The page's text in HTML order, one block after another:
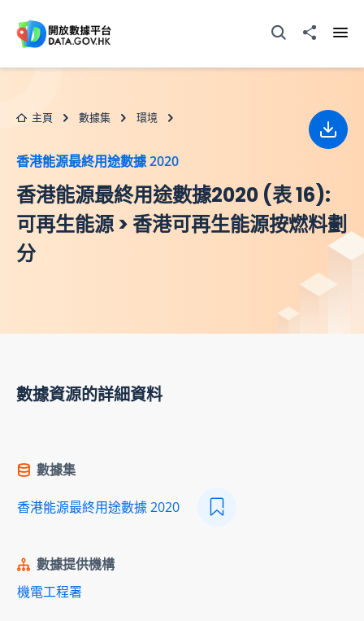
打開搜尋器分享至
主頁 數據集 環境
香港能源最終用途數據 2020
香港能源最終用途數據2020 (表 16):
可再生能源 > 香港可再生能源按燃料劃
分
下載
數據資源的詳細資料
數據集
香港能源最終用途數據 2020
數據提供機構
機電工程署